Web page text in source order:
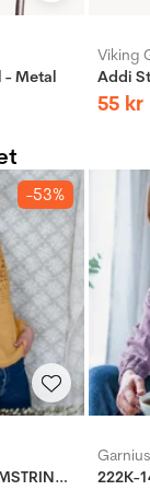
- Metal
Viking
55 kr
-53%
222K-14a BLOMSTRING genser (Woolevo)
Garnius